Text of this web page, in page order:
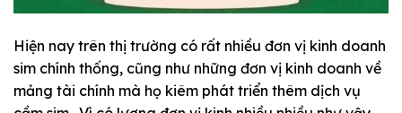
Hiện nay trên thị trường có rất nhiều đơn vị kinh doanh
sim chính thống, cũng như những đơn vị kinh doanh về
mảng tài chính mà họ kiêm phát triển thêm dịch vụ